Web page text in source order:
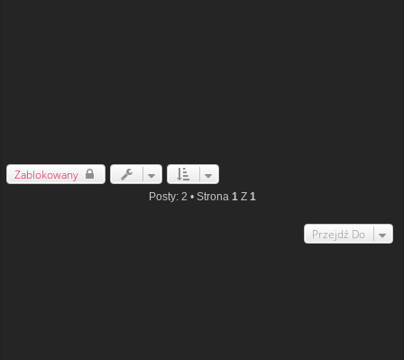
Zablokowany
Posty: 2 • Strona 1 Z 1
Przejdź Do